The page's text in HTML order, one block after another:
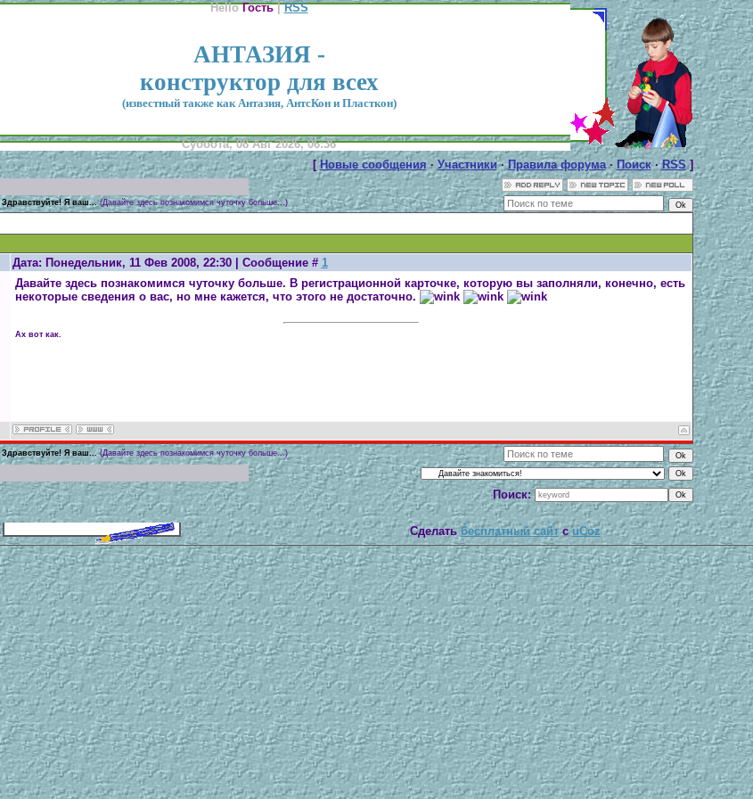
HelloГость|RSS
АНТАЗИЯ -
конструктор для всех
(известный также как Антазия, АнтсКон и Пласткон)
Суббота, 08 Авг 2026, 06:36
[Новые сообщения· Участники·Правила форума· Поиск·RSS]
Здравствуйте! Я ваш... (Давайте здесь познакомимся чуточку больше...)
Дата: Понедельник, 11 Фев 2008, 22:30 | Сообщение # 1
Давайте здесь познакомимся чуточку больше. В регистрационной карточке, которую вы заполняли, конечно, есть
некоторые сведения о вас, но мне кажется, что этого не достаточно.
Ах вот как.
Здравствуйте! Я ваш... (Давайте здесь познакомимся чуточку больше...)
Поиск:
Сделатьбесплатный сайтсuCoz